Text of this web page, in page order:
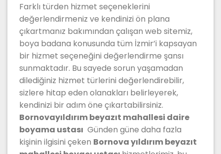
Farklı türden hizmet seçeneklerini
değerlendirmeniz ve kendinizi ön plana
çıkartmanız bakımından çalışan web sitemiz,
boya badana konusunda tüm İzmir’i kapsayan
bir hizmet seçeneğini değerlendirme şansı
sunmaktadır. Bu sayede sorun yaşamadan
dilediğiniz hizmet türlerini değerlendirebilir,
sizlere hitap eden olanakları belirleyerek,
kendinizi bir adım öne çıkartabilirsiniz.
Bornovayıldırım beyazıt mahallesi daire
boyama ustası Günden güne daha fazla
kişinin ilgisini çeken Bornova yıldırım beyazıt